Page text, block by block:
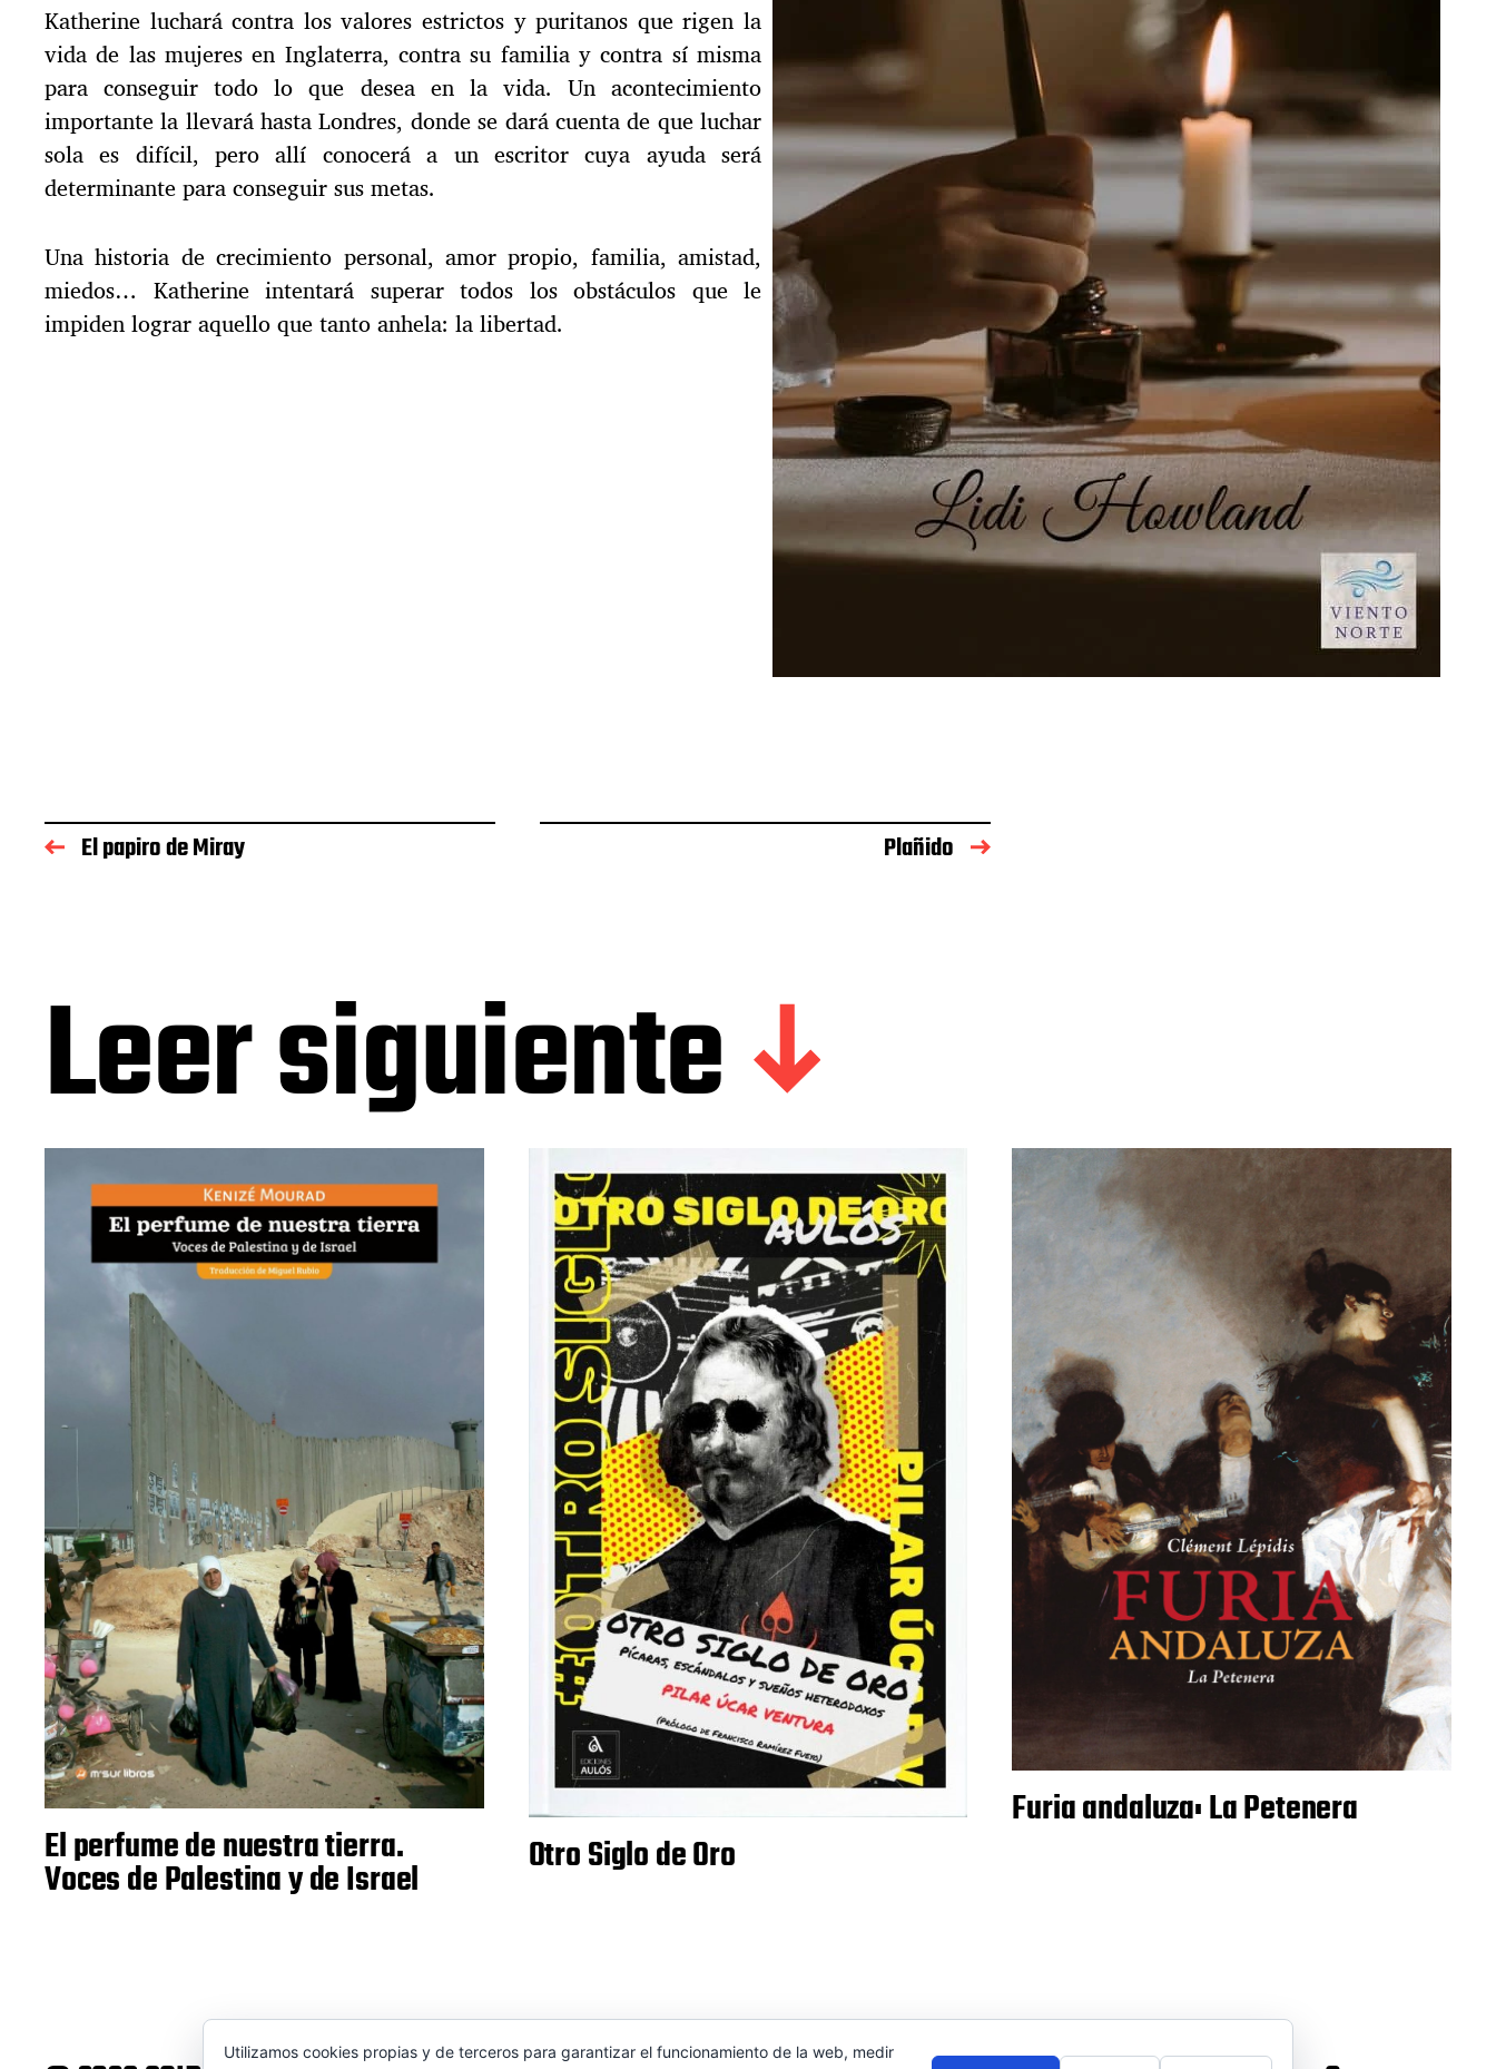
Katherine luchará contra los valores estrictos y puritanos que rigen la
vida de las mujeres en Inglaterra, contra su familia y contra sí misma
para conseguir todo lo que desea en la vida. Un acontecimiento
importante la llevará hasta Londres, donde se dará cuenta de que luchar
sola es difícil, pero allí conocerá a un escritor cuya ayuda será
determinante para conseguir sus metas.
Una historia de crecimiento personal, amor propio, familia, amistad,
miedos… Katherine intentará superar todos los obstáculos que le
impiden lograr aquello que tanto anhela: la libertad.
El papiro de Miray Plañido
Leer siguiente
El perfume de nuestra tierra.
Voces de Palestina y de Israel Otro Siglo de Oro
Furia andaluza: La Petenera
Utilizamos cookies propias y de terceros para garantizar el funcionamiento de la web, medir